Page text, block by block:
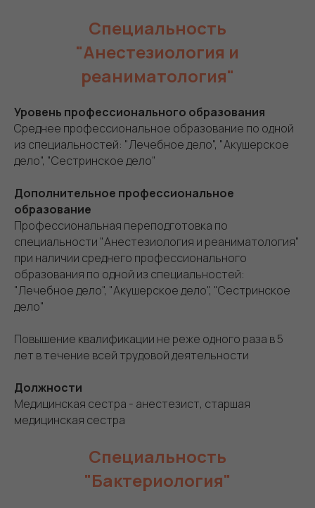
Специальность
"Анестезиология и
реаниматология"
Уровень профессионального образования
Среднее профессиональное образование по одной
из специальностей: "Лечебное дело", "Акушерское
дело", "Сестринское дело"
Дополнительное профессиональное
образование
Профессиональная переподготовка по
специальности "Анестезиология и реаниматология"
при наличии среднего профессионального
образования по одной из специальностей:
"Лечебное дело", "Акушерское дело", "Сестринское
дело"
Повышение квалификации не реже одного раза в 5
лет в течение всей трудовой деятельности
Должности
Медицинская сестра - анестезист, старшая
медицинская сестра
Специальность
"Бактериология"